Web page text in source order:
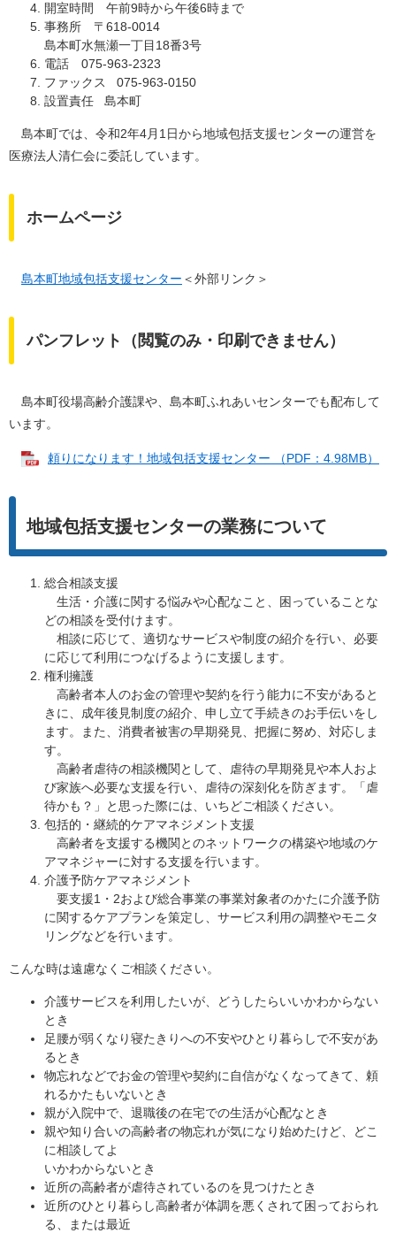
開室時間 午前9時から午後6時まで
事務所 〒618-0014
島本町水無瀬一丁目18番3号
電話 075-963-2323
ファックス 075-963-0150
設置責任 島本町
島本町では、令和2年4月1日から地域包括支援センターの運営を
医療法人清仁会に委託しています。
ホームページ
島本町地域包括支援センター ＜外部リンク＞
パンフレット（閲覧のみ・印刷できません）
島本町役場高齢介護課や、島本町ふれあいセンターでも配布して
います。
頼りになります！地域包括支援センター （PDF：4.98MB）
地域包括支援センターの業務について
総合相談支援
生活・介護に関する悩みや心配なこと、困っていることな
どの相談を受付けます。
相談に応じて、適切なサービスや制度の紹介を行い、必要
に応じて利用につなげるように支援します。
権利擁護
高齢者本人のお金の管理や契約を行う能力に不安があると
きに、成年後見制度の紹介、申し立て手続きのお手伝いをし
ます。また、消費者被害の早期発見、把握に努め、対応しま
す。
高齢者虐待の相談機関として、虐待の早期発見や本人およ
び家族へ必要な支援を行い、虐待の深刻化を防ぎます。「虐
待かも？」と思った際には、いちどご相談ください。
包括的・継続的ケアマネジメント支援
高齢者を支援する機関とのネットワークの構築や地域のケ
アマネジャーに対する支援を行います。
介護予防ケアマネジメント
要支援1・2および総合事業の事業対象者のかたに介護予防
に関するケアプランを策定し、サービス利用の調整やモニタ
リングなどを行います。
こんな時は遠慮なくご相談ください。
介護サービスを利用したいが、どうしたらいいかわからない
とき
足腰が弱くなり寝たきりへの不安やひとり暮らしで不安があ
るとき
物忘れなどでお金の管理や契約に自信がなくなってきて、頼
れるかたもいないとき
親が入院中で、退職後の在宅での生活が心配なとき
親や知り合いの高齢者の物忘れが気になり始めたけど、どこ
に相談してよ
いかわからないとき
近所の高齢者が虐待されているのを見つけたとき
近所のひとり暮らし高齢者が体調を悪くされて困っておられ
る、または最近